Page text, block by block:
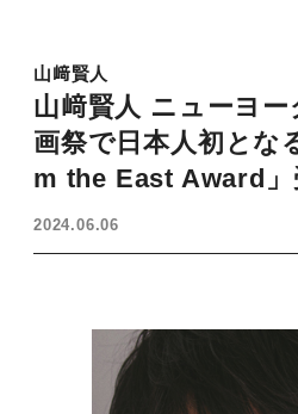
山﨑賢人
山﨑賢人 ニューヨ
画祭で日本人初と
m the East Award」
2024.06.06